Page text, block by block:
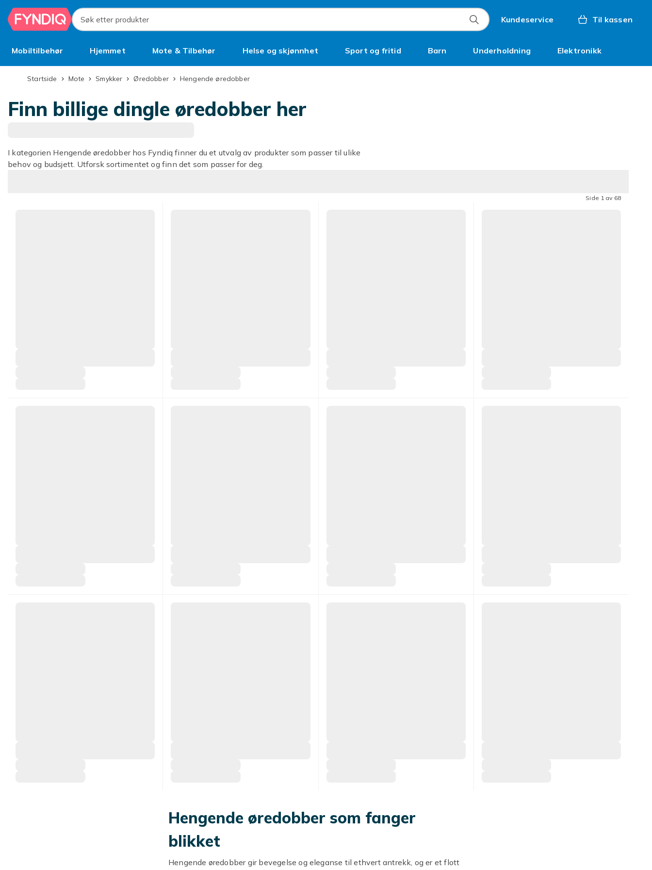
Hopp til hovedinnhold
Søk etter produkter
Kundeservice Til kassen
Mobiltilbehør Hjemmet Mote & Tilbehør Helse og skjønnhet Sport og fritid Barn Underholdning Elektronikk
BruktStartside Mote Smykker Øredobber Hengende øredobber
Finn billige dingle øredobber her
I kategorien Hengende øredobber hos Fyndiq finner du et utvalg av produkter som passer til ulike
behov og budsjett. Utforsk sortimentet og finn det som passer for deg.
Side 1 av 68
Hengende øredobber som fanger
blikket
Hengende øredobber gir bevegelse og eleganse til ethvert antrekk, og er et flott